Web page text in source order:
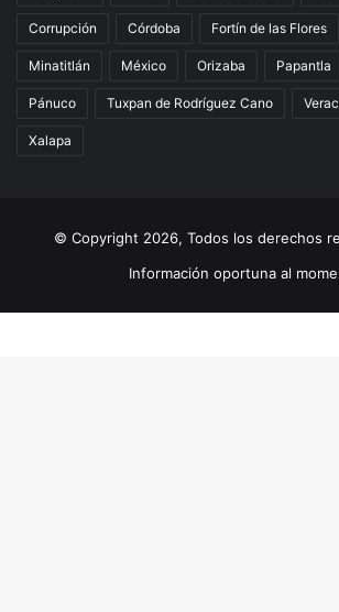
Corrupción Córdoba Fortín de las Flores
Minatitlán México Orizaba Papantla
Pánuco Tuxpan de Rodríguez Cano
Xalapa
© Copyright 2026, Todos los derechos
Información oportuna al